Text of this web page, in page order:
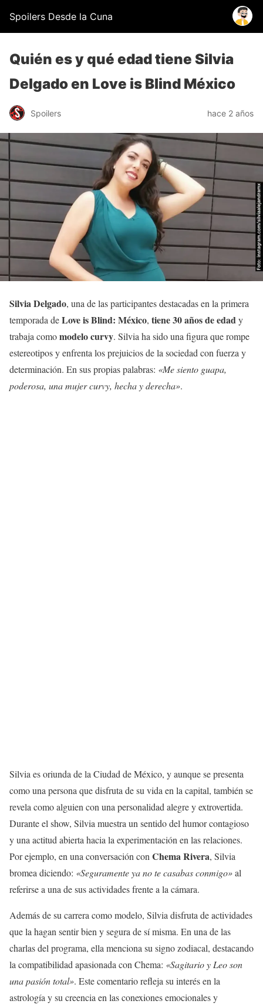
Spoilers Desde la Cuna
Quién es y qué edad tiene Silvia
Delgado en Love is Blind México
Spoilers hace 2 años
Silvia Delgado, una de las participantes destacadas en la primera
temporada deLove is Blind: México, tiene 30 años de edady
trabaja comomodelo curvy. Silvia ha sido una figura que rompe
estereotipos y enfrenta los prejuicios de la sociedad con fuerza y
determinación. En sus propias palabras: «Me siento guapa,
poderosa, una mujer curvy, hecha y derecha».
Silvia es oriunda de la Ciudad de México, y aunque se presenta
como una persona que disfruta de su vida en la capital, también se
revela como alguien con una personalidad alegre y extrovertida.
Durante el show, Silvia muestra un sentido del humor contagioso
y una actitud abierta hacia la experimentación en las relaciones.
Por ejemplo, en una conversación con Chema Rivera, Silvia
bromea diciendo: «Seguramente ya no te casabas conmigo»al
referirse a una de sus actividades frente a la cámara.
Además de su carrera como modelo, Silvia disfruta de actividades
que la hagan sentir bien y segura de sí misma. En una de las
charlas del programa, ella menciona su signo zodiacal, destacando
la compatibilidad apasionada con Chema: «Sagitario y Leo son
una pasión total». Este comentario refleja su interés en la
astrología y su creencia en las conexiones emocionales y